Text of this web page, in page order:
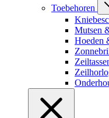
Toebehoren
Mutsen
Hoeden